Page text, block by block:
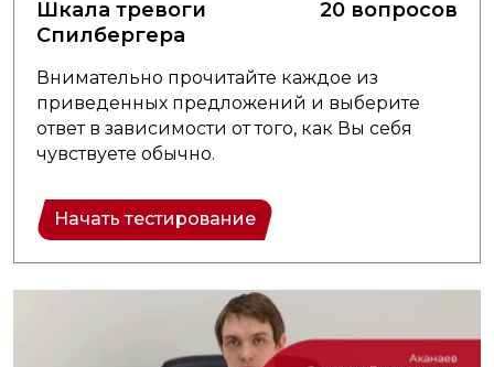
Шкала тревоги
Спилбергера
20 вопросов
Внимательно прочитайте каждое из
приведенных предложений и выберите
ответ в зависимости от того, как Вы себя
чувствуете обычно.
Начать тестирование